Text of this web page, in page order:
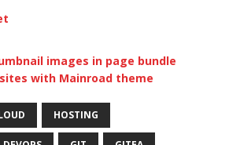
images in page bundle
with Mainroad theme
HOSTING